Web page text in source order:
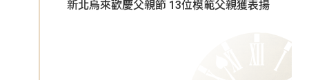
新北烏來歡慶父親節 13位模範父親獲表揚